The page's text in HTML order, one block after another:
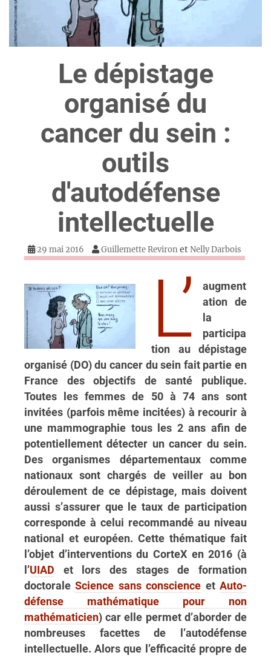
Le dépistage
organisé du
cancer du sein :
outils
d'autodéfense
intellectuelle
29 mai 2016 Guillemette RevironetNelly Darbois
L’
augment
ation de
la
participa
tion au dépistage
organisé (DO) du cancer du sein fait partie en
France des objectifs de santé publique.
Toutes les femmes de 50 à 74 ans sont
invitées (parfois même incitées) à recourir à
une mammographie tous les 2 ans afin de
potentiellement détecter un cancer du sein.
Des organismes départementaux comme
nationaux sont chargés de veiller au bon
déroulement de ce dépistage, mais doivent
aussi s’assurer que le taux de participation
corresponde à celui recommandé au niveau
national et européen. Cette thématique fait
l’objet d’interventions du CorteX en 2016 (à
l’UIAD et lors des stages de formation
doctoraleScience sans conscience etAuto-
défense mathématique pour non
mathématicien) car elle permet d’aborder de
nombreuses facettes de l’autodéfense
intellectuelle. Alors que l’efficacité propre de